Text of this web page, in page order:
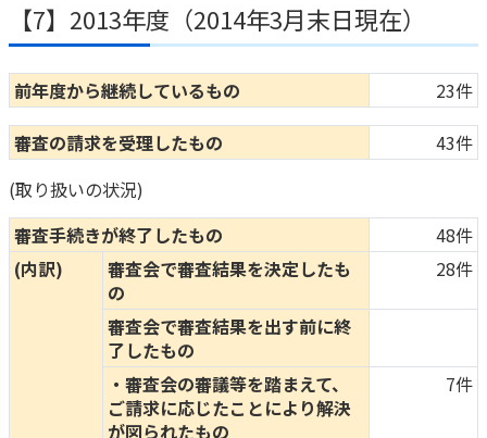
【7】2013年度（2014年3月末日現在）
前年度から継続しているもの
23件
審査の請求を受理したもの
43件
(取り扱いの状況)
審査手続きが終了したもの
48件
(内訳)
審査会で審査結果を決定したも
の
28件
審査会で審査結果を出す前に終
了したもの
・審査会の審議等を踏まえて、
ご請求に応じたことにより解決
が図られたもの
7件